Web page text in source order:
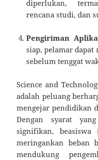
diperlukan,
rencana studi, dan
Pengiriman
siap, pelamar
sebelum tenggat
Science and
adalah peluang
mengejar pendidikan
Dengan syarat
signifikan,
meringankan beban
mendukung